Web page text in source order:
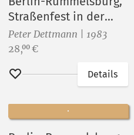
Straßenfest in der
Sophienstraße XII
Peter Dettmann | 1983
Preis:
28,00 €
Merken
Details